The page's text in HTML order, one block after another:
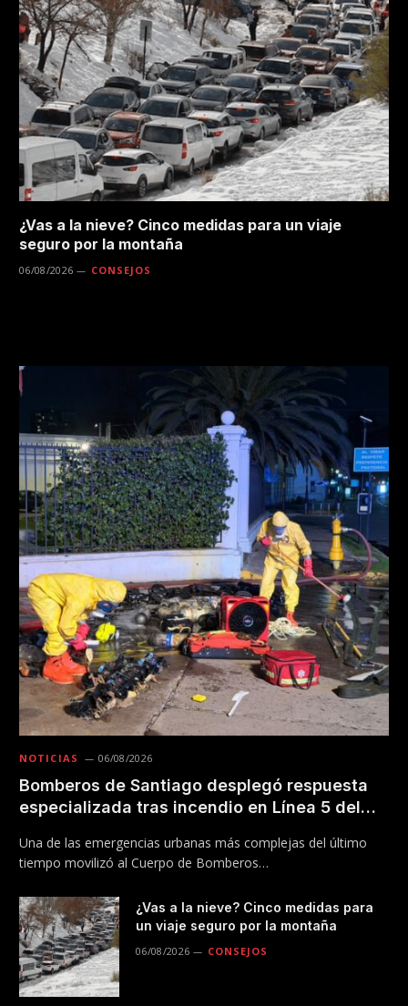
¿Vas a la nieve? Cinco medidas para un viaje
seguro por la montaña
06/08/2026 CONSEJOS
NOTICIAS 06/08/2026
Bomberos de Santiago desplegó respuesta
especializada tras incendio en Línea 5 del
Una de las emergencias urbanas más complejas del último
tiempo movilizó al Cuerpo de Bomberos…
¿Vas a la nieve? Cinco medidas para
un viaje seguro por la montaña
06/08/2026 CONSEJOS